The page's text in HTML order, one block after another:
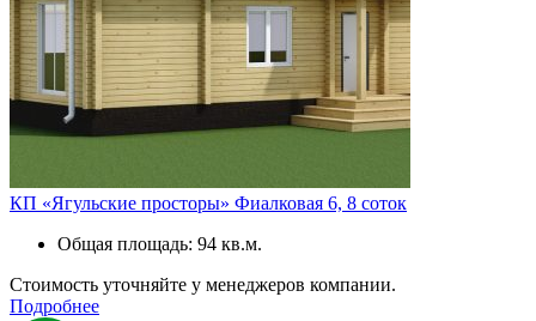
КП «Ягульские просторы» Фиалковая 6, 8 соток
Общая площадь: 94 кв.м.
Стоимость уточняйте у менеджеров компании.
Подробнее